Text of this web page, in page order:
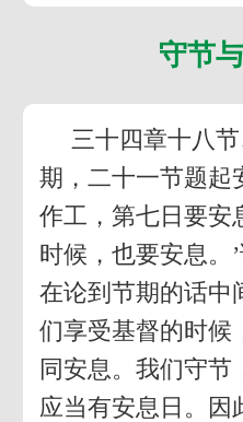
守节
三十四章十八
期，二十一节题起
作工，第七日要安
时候，也要安息。
在论到节期的话中
们享受基督的时候
同安息。我们守节
应当有安息日。因